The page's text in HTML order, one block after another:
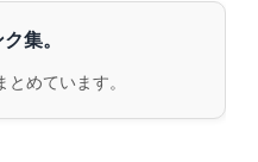
集。
めています。